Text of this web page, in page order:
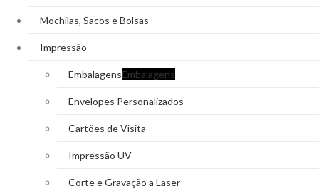
Mochilas, Sacos e Bolsas
Impressão
EmbalagensEmbalagens
Envelopes Personalizados
Cartões de Visita
Impressão UV
Corte e Gravação a Laser